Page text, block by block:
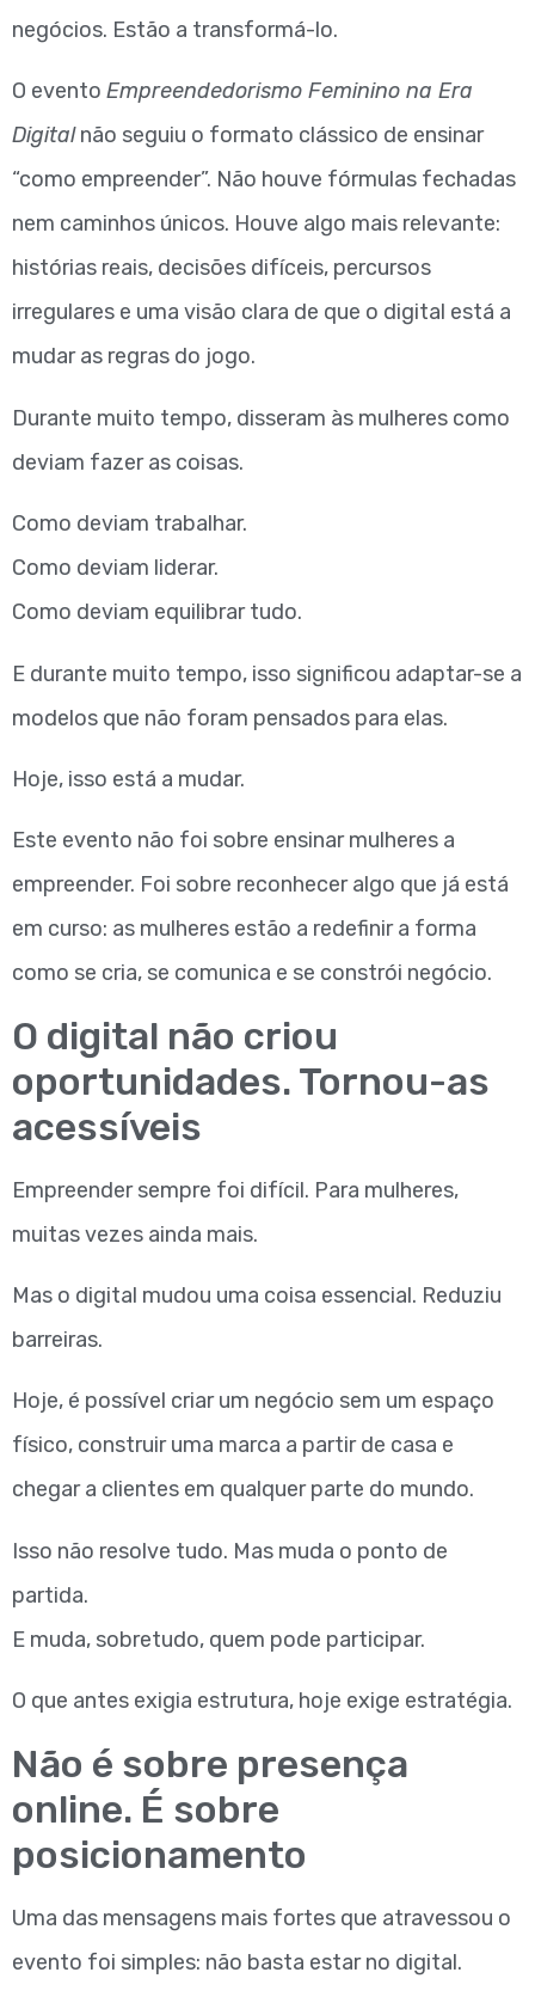
negócios. Estão a transformá-lo.
O evento Empreendedorismo Feminino na Era
Digitalnão seguiu o formato clássico de ensinar
“como empreender”. Não houve fórmulas fechadas
nem caminhos únicos. Houve algo mais relevante:
histórias reais, decisões difíceis, percursos
irregulares e uma visão clara de que o digital está a
mudar as regras do jogo.
Durante muito tempo, disseram às mulheres como
deviam fazer as coisas.
Como deviam trabalhar.
Como deviam liderar.
Como deviam equilibrar tudo.
E durante muito tempo, isso significou adaptar-se a
modelos que não foram pensados para elas.
Hoje, isso está a mudar.
Este evento não foi sobre ensinar mulheres a
empreender. Foi sobre reconhecer algo que já está
em curso: as mulheres estão a redefinir a forma
como se cria, se comunica e se constrói negócio.
O digital não criou
oportunidades. Tornou-as
acessíveis
Empreender sempre foi difícil. Para mulheres,
muitas vezes ainda mais.
Mas o digital mudou uma coisa essencial. Reduziu
barreiras.
Hoje, é possível criar um negócio sem um espaço
físico, construir uma marca a partir de casa e
chegar a clientes em qualquer parte do mundo.
Isso não resolve tudo. Mas muda o ponto de
partida.
E muda, sobretudo, quem pode participar.
O que antes exigia estrutura, hoje exige estratégia.
Não é sobre presença
online. É sobre
posicionamento
Uma das mensagens mais fortes que atravessou o
evento foi simples: não basta estar no digital.